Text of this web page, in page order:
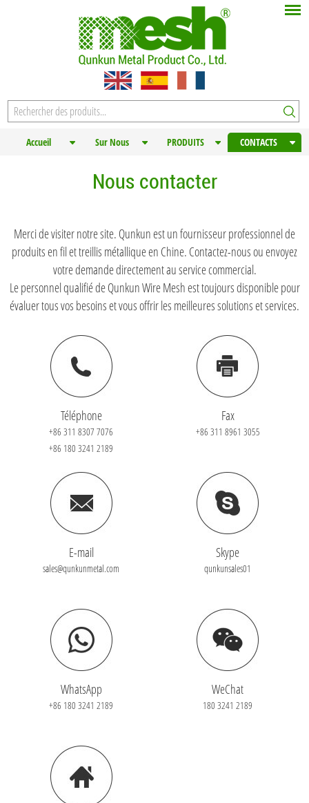
Accueil Sur Nous PRODUITS CONTACTS
Nous contacter
Merci de visiter notre site. Qunkun est un fournisseur professionnel de
produits en fil et treillis métallique en Chine. Contactez-nous ou envoyez
votre demande directement au service commercial.
Le personnel qualifié de Qunkun Wire Mesh est toujours disponible pour
évaluer tous vos besoins et vous offrir les meilleures solutions et services.
Téléphone
+86 311 8307 7076
+86 180 3241 2189
Fax
+86 311 8961 3055
E-mail
sales@qunkunmetal.com
Skype
qunkunsales01
WhatsApp
+86 180 3241 2189
WeChat
180 3241 2189